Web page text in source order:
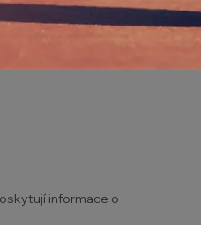
informace o